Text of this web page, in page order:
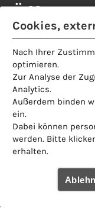
Alle
Restaurant
Dachterrasse
Badehaus
Partner
Cookies,
Nach Ihrer
optimieren.
Zur Analyse der
Analytics.
Außerdem binden
ein.
Dabei können
werden. Bitte
erhalten.